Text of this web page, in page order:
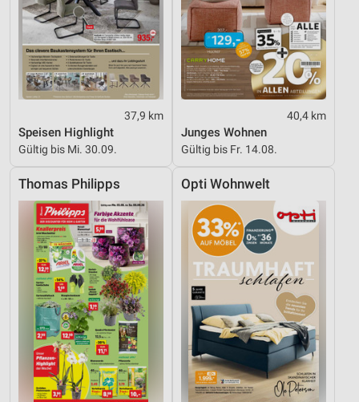
37,9 km
Speisen Highlight
Gültig bis Mi. 30.09.
40,4 km
Junges Wohnen
Gültig bis Fr. 14.08.
Thomas Philipps Opti Wohnwelt